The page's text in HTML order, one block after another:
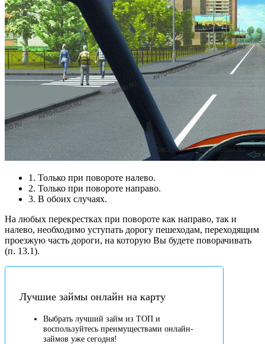
1. Только при повороте налево.
2. Только при повороте направо.
3. В обоих случаях.
На любых перекрестках при повороте как направо, так и
налево, необходимо уступать дорогу пешеходам, переходящим
проезжую часть дороги, на которую Вы будете поворачивать
(п. 13.1).
Лучшие займы онлайн на карту
Выбрать лучший займ из ТОП и
воспользуйтесь преимуществами онлайн-
займов уже сегодня!